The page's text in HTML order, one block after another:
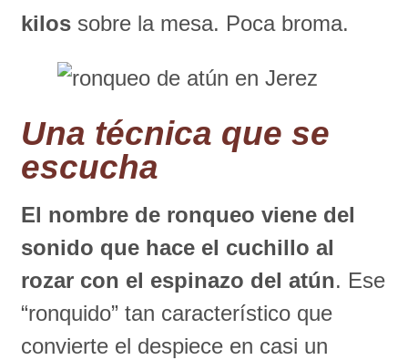
kilos sobre la mesa. Poca broma.
Una técnica que se
escucha
El nombre de ronqueo viene del
sonido que hace el cuchillo al
rozar con el espinazo del atún. Ese
“ronquido” tan característico que
convierte el despiece en casi un